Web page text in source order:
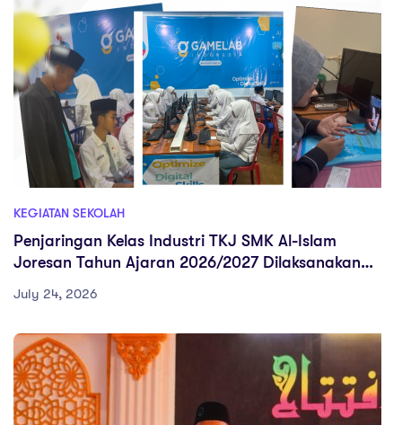
KEGIATAN SEKOLAH
Penjaringan Kelas Industri TKJ SMK Al-Islam
Joresan Tahun Ajaran 2026/2027 Dilaksanakan
Mengikuti Melalui Zoom
July 24, 2026